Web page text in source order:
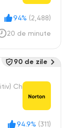
94% (2,488)
20 de minute
Ch
94.9% (311)
90 de zile